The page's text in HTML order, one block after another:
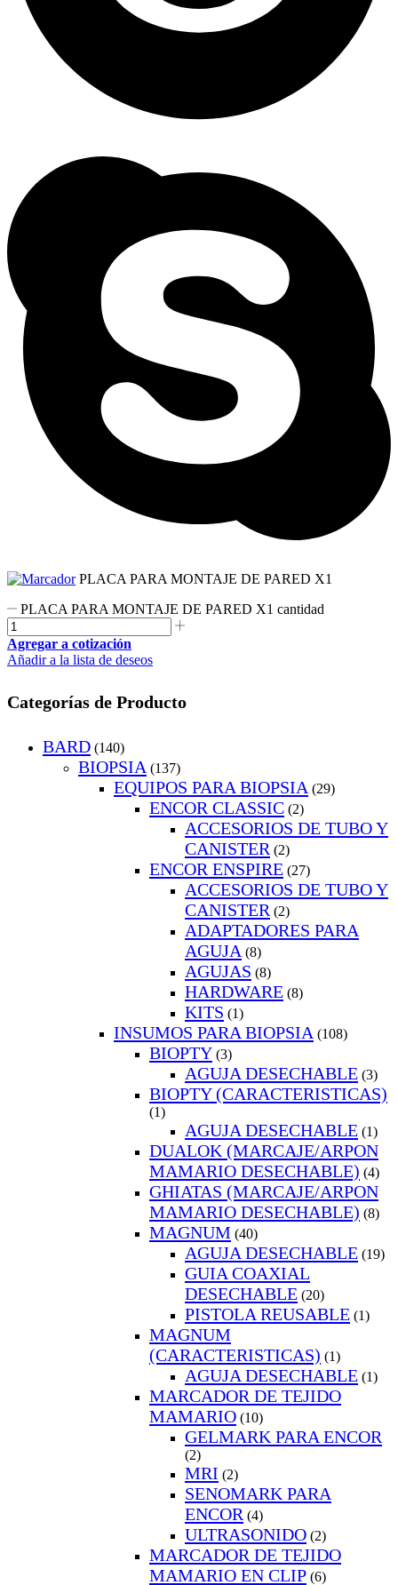
PLACA PARA MONTAJE DE PARED X1
PLACA PARA MONTAJE DE PARED X1 cantidad
Agregar a cotización
Añadir a la lista de deseos
Categorías de Producto
BARD (140)
BIOPSIA (137)
EQUIPOS PARA BIOPSIA (29)
ENCOR CLASSIC (2)
ACCESORIOS DE TUBO Y
CANISTER (2)
ENCOR ENSPIRE (27)
ACCESORIOS DE TUBO Y
CANISTER (2)
ADAPTADORES PARA
AGUJA (8)
AGUJAS (8)
HARDWARE (8)
KITS (1)
INSUMOS PARA BIOPSIA (108)
BIOPTY (3)
AGUJA DESECHABLE (3)
BIOPTY (CARACTERISTICAS)
(1)
AGUJA DESECHABLE (1)
DUALOK (MARCAJE/ARPON
MAMARIO DESECHABLE) (4)
GHIATAS (MARCAJE/ARPON
MAMARIO DESECHABLE) (8)
MAGNUM (40)
AGUJA DESECHABLE (19)
GUIA COAXIAL
DESECHABLE (20)
PISTOLA REUSABLE (1)
MAGNUM
(CARACTERISTICAS) (1)
AGUJA DESECHABLE (1)
MARCADOR DE TEJIDO
MAMARIO (10)
GELMARK PARA ENCOR
(2)
MRI (2)
SENOMARK PARA
ENCOR (4)
ULTRASONIDO (2)
MARCADOR DE TEJIDO
MAMARIO EN CLIP (6)